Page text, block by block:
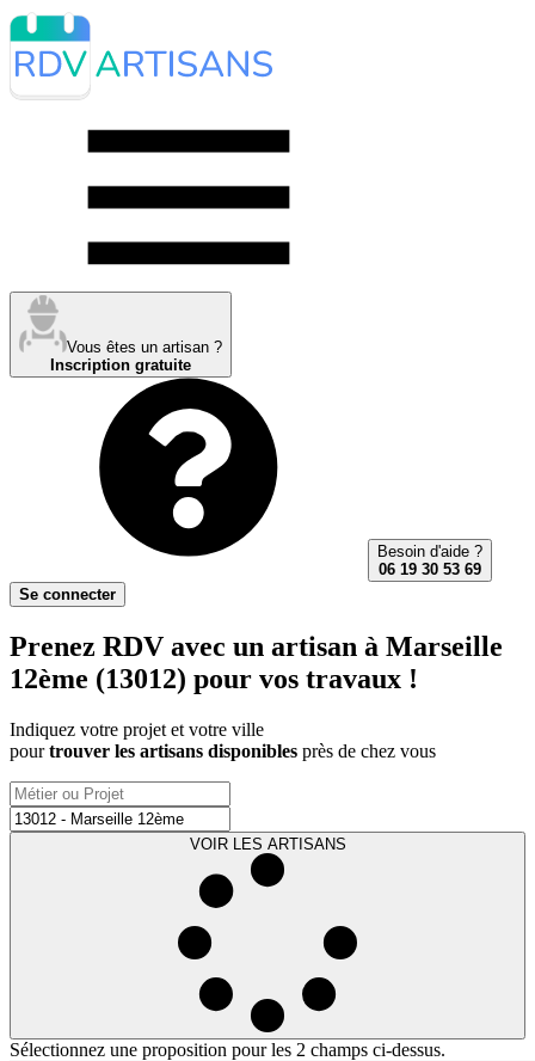
Vous êtes un artisan ?
Inscription gratuite
Besoin d'aide ?
06 19 30 53 69
Se connecter
Prenez RDV avec un artisan à Marseille
12ème (13012) pour vos travaux !
Indiquez votre projet et votre ville
pourtrouver les artisans disponibles près de chez vous
Sélectionnez une proposition pour les 2 champs ci-dessus.